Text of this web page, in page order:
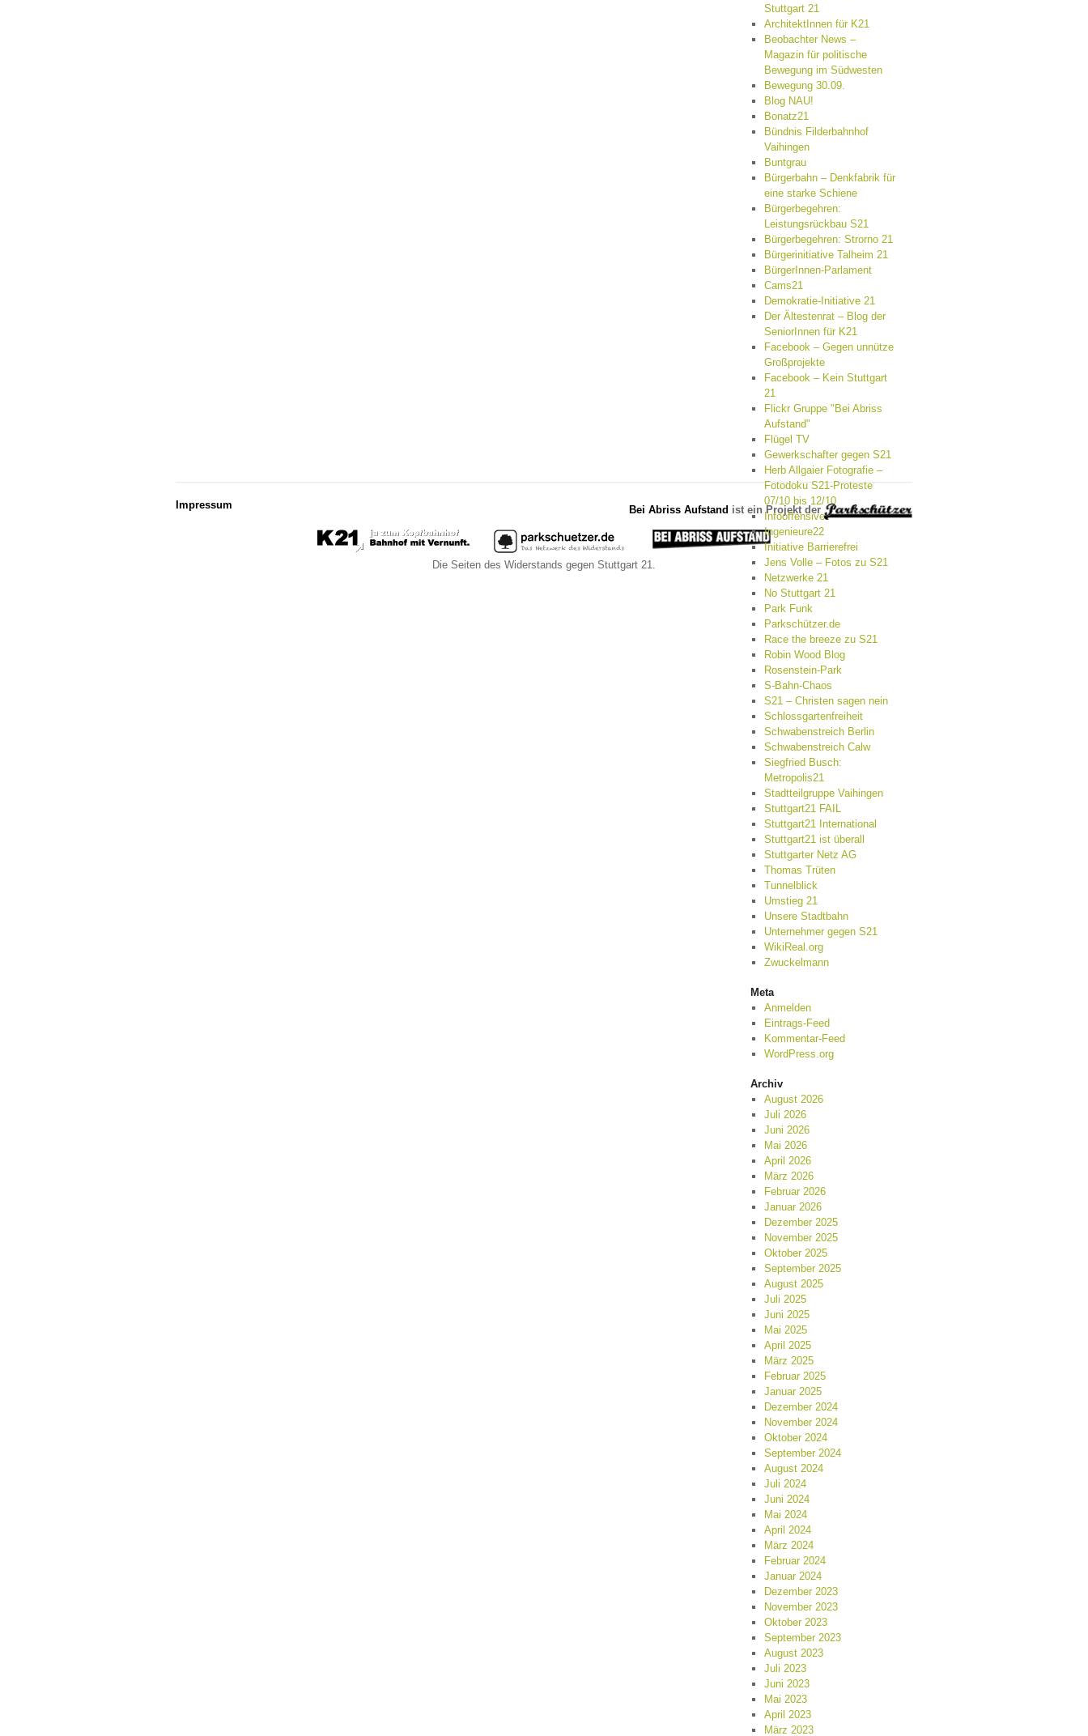
Stuttgart 21
ArchitektInnen für K21
Beobachter News –
Magazin für politische
Bewegung im Südwesten
Bewegung 30.09.
Blog NAU!
Bonatz21
Bündnis Filderbahnhof
Vaihingen
Buntgrau
Bürgerbahn – Denkfabrik für
eine starke Schiene
Bürgerbegehren:
Leistungsrückbau S21
Bürgerbegehren: Strorno 21
Bürgerinitiative Talheim 21
BürgerInnen-Parlament
Cams21
Demokratie-Initiative 21
Der Ältestenrat – Blog der
SeniorInnen für K21
Facebook – Gegen unnütze
Großprojekte
Facebook – Kein Stuttgart
21
Flickr Gruppe "Bei Abriss
Aufstand"
Flügel TV
Gewerkschafter gegen S21
Herb Allgaier Fotografie –
Fotodoku S21-Proteste
07/10 bis 12/10
Infooffensive
Ingenieure22
Initiative Barrierefrei
Jens Volle – Fotos zu S21
Netzwerke 21
No Stuttgart 21
Park Funk
Parkschützer.de
Race the breeze zu S21
Robin Wood Blog
Rosenstein-Park
S-Bahn-Chaos
S21 – Christen sagen nein
Schlossgartenfreiheit
Schwabenstreich Berlin
Schwabenstreich Calw
Siegfried Busch:
Metropolis21
Stadtteilgruppe Vaihingen
Stuttgart21 FAIL
Stuttgart21 International
Stuttgart21 ist überall
Stuttgarter Netz AG
Thomas Trüten
Tunnelblick
Umstieg 21
Unsere Stadtbahn
Unternehmer gegen S21
WikiReal.org
Zwuckelmann
Meta
Anmelden
Eintrags-Feed
Kommentar-Feed
WordPress.org
Archiv
August 2026
Juli 2026
Juni 2026
Mai 2026
April 2026
März 2026
Februar 2026
Januar 2026
Dezember 2025
November 2025
Oktober 2025
September 2025
August 2025
Juli 2025
Juni 2025
Mai 2025
April 2025
März 2025
Februar 2025
Januar 2025
Dezember 2024
November 2024
Oktober 2024
September 2024
August 2024
Juli 2024
Juni 2024
Mai 2024
April 2024
März 2024
Februar 2024
Januar 2024
Dezember 2023
November 2023
Oktober 2023
September 2023
August 2023
Juli 2023
Juni 2023
Mai 2023
April 2023
März 2023
Bei Abriss Aufstand ist ein Projekt der
Impressum
Die Seiten des Widerstands gegen Stuttgart 21.